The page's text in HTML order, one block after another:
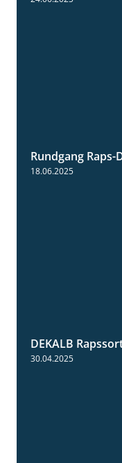
Rundgang
18.06.2025
DEKALB
30.04.2025